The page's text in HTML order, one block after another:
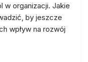
w organizacji. Jakie
by jeszcze
wpływ na rozwój